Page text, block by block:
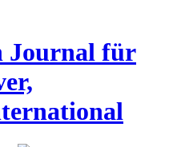
Journal für